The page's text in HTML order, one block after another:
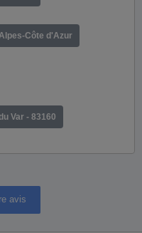
Côte d'Azur
Var - 83160
avis